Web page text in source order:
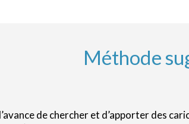
Méthode
de chercher et d’apporter des